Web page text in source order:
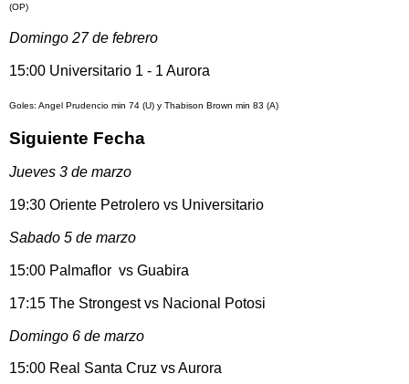
(OP)
Domingo 27 de febrero
15:00 Universitario 1 - 1 Aurora
Goles: Angel Prudencio min 74 (U) y Thabison Brown min 83 (A)
Siguiente Fecha
Jueves 3 de marzo
19:30 Oriente Petrolero vs Universitario
Sabado 5 de marzo
15:00 Palmaflor vs Guabira
17:15 The Strongest vs Nacional Potosi
Domingo 6 de marzo
15:00 Real Santa Cruz vs Aurora